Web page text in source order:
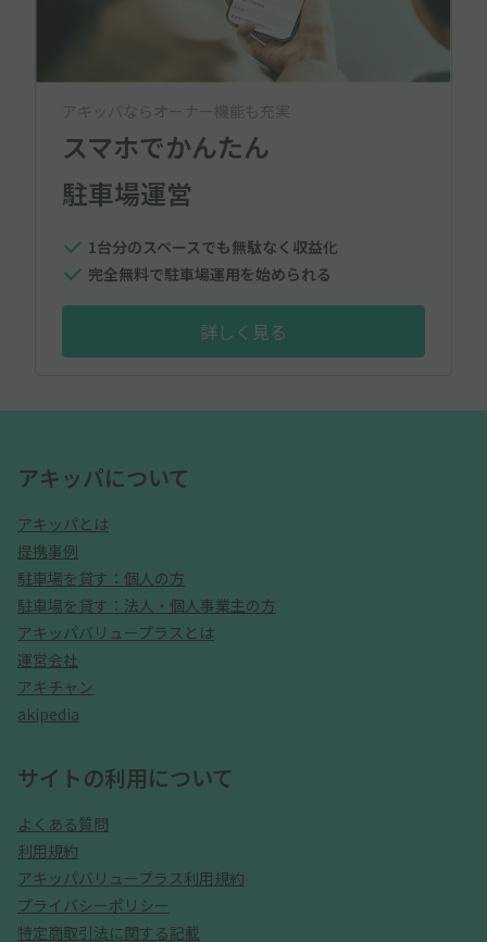
アキッパならオーナー機能も充実
スマホでかんたん
駐車場運営
1台分のスペースでも無駄なく収益化
完全無料で駐車場運用を始められる
詳しく見る
アキッパについて
アキッパとは
提携事例
駐車場を貸す：個人の方
駐車場を貸す：法人・個人事業主の方
アキッパバリュープラスとは
運営会社
アキチャン
akipedia
サイトの利用について
よくある質問
利用規約
アキッパバリュープラス利用規約
プライバシーポリシー
特定商取引法に関する記載